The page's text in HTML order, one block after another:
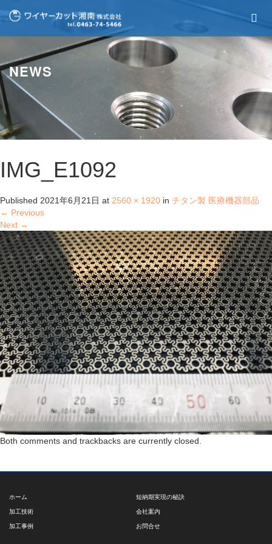
NEWS
IMG_E1092
Published 2021年6月21日 at 2560 × 1920 in チタン製 医療機器部品
← Previous
Next →
Both comments and trackbacks are currently closed.
ホーム
加工技術
加工事例
短納期実現の秘訣
会社案内
お問合せ